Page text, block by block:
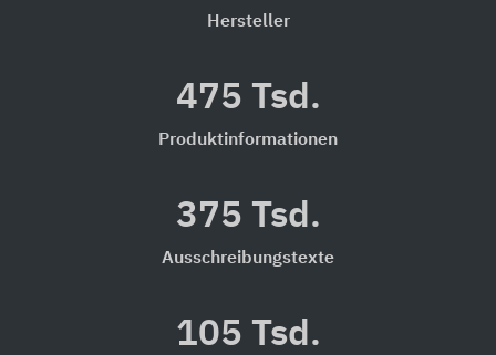
Hersteller
475 Tsd.
Produktinformationen
375 Tsd.
Ausschreibungstexte
105 Tsd.